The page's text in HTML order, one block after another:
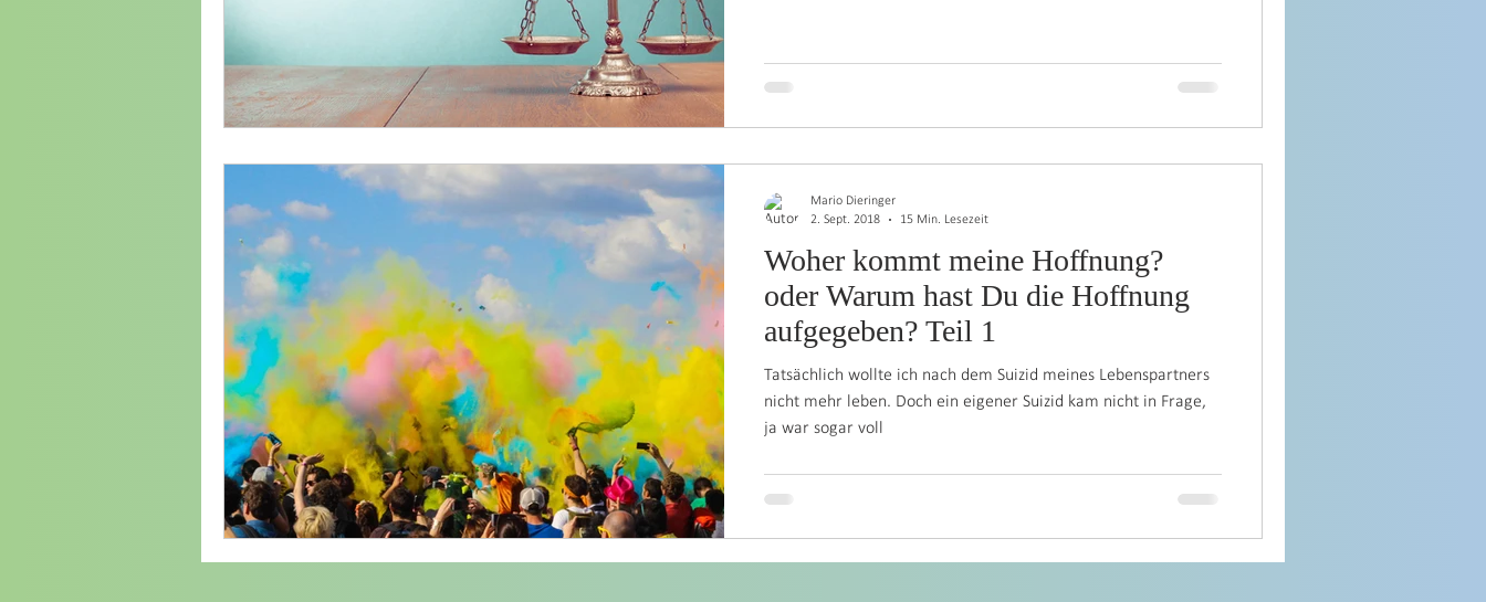
Woher kommt meine Hoffnung?
oder Warum hast Du die Hoffnung
aufgegeben? Teil 1
Tatsächlich wollte ich nach dem Suizid meines Lebenspartners
nicht mehr leben. Doch ein eigener Suizid kam nicht in Frage,
ja war sogar voll
Mario Dieringer
2. Sept. 2018
15 Min. Lesezeit